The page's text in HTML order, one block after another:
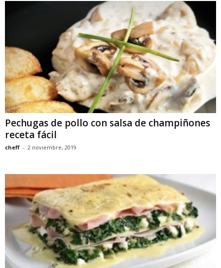
Pechugas de pollo con salsa de champiñones
receta fácil
cheff - 2 noviembre, 2019